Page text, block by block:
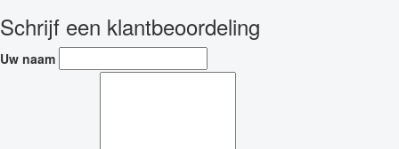
Schrijf een klantbeoordeling
Uw naam